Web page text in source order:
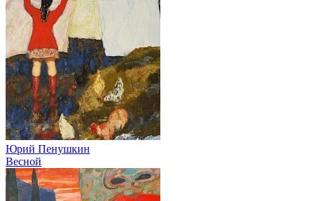
Юрий Пенушкин
Весной